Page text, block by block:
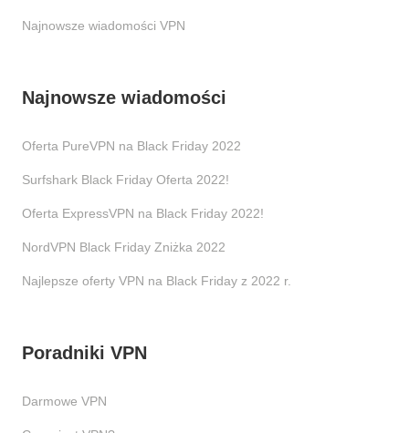
Najnowsze wiadomości VPN
Najnowsze wiadomości
Oferta PureVPN na Black Friday 2022
Surfshark Black Friday Oferta 2022!
Oferta ExpressVPN na Black Friday 2022!
NordVPN Black Friday Zniżka 2022
Najlepsze oferty VPN na Black Friday z 2022 r.
Poradniki VPN
Darmowe VPN